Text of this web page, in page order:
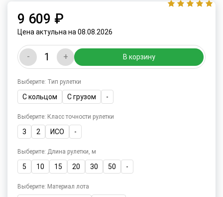
9 609 ₽
Цена актульна на 08.08.2026
- + В корзину
Выберите: Тип рулетки
С кольцом С грузом -
Выберите: Класс точности рулетки
3 2 ИСО -
Выберите: Длина рулетки, м
5 10 15 20 30 50 -
Выберите: Материал лота